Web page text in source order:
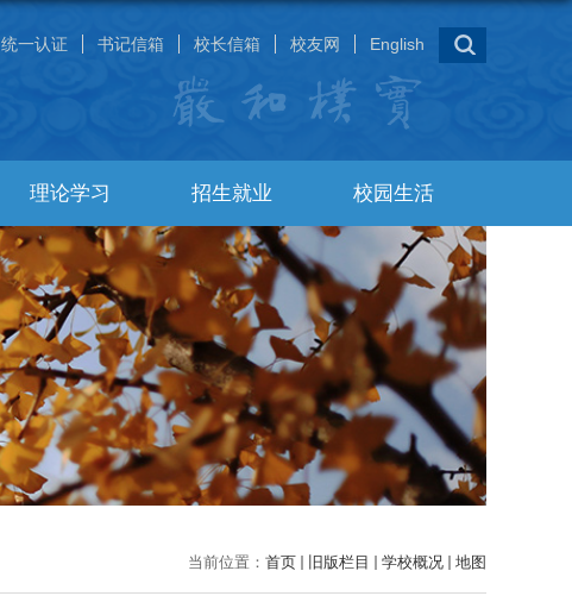
统一认证 书记信箱 校长信箱 校友网 English
理论学习 招生就业 校园生活
当前位置： 首页 旧版栏目 学校概况 地图